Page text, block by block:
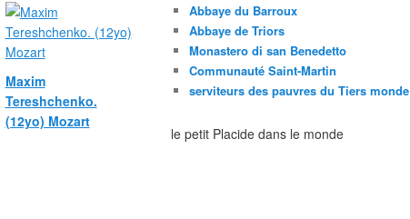
Maxim
Tereshchenko.
(12yo) Mozart
Abbaye du Barroux
Abbaye de Triors
Monastero di san Benedetto
Communauté Saint-Martin
serviteurs des pauvres du Tiers monde
le petit Placide dans le monde